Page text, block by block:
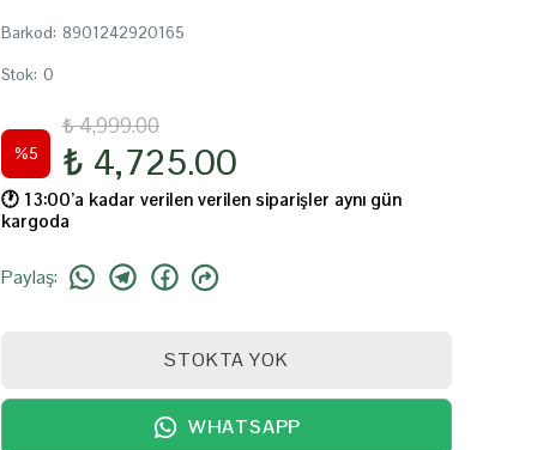
Barkod: 8901242920165
Stok: 0
%5
₺ 4,999.00
₺ 4,725.00
🕐️ 13:00’a kadar verilen verilen siparişler aynı gün
kargoda
Paylaş:
STOKTA YOK
WHATSAPP